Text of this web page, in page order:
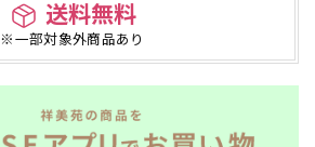
送料無料
※一部対象外商品あり